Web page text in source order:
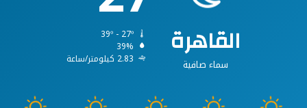
القاهرة
سماء صافية
39%
2.83 كيلومتر/ساعة